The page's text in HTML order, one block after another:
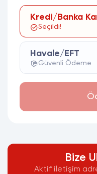
Kredi/Banka
Seçildi!
Havale/EFT
Güvenli Ödeme
Bize
Aktif iletişim